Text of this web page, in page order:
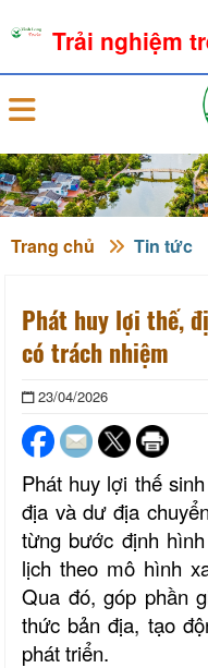
Trang chủ Tin tức
Phát huy lợi thế,
có trách nhiệm
23/04/2026
Phát huy lợi thế
địa và dư địa
từng bước định
lịch theo mô hình
Qua đó, góp phần
thức bản địa, tạo
phát triển.
Trải nghiệm